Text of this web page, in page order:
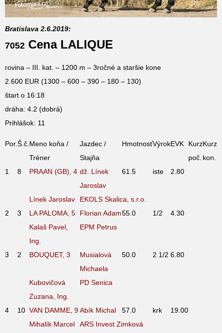
Bratislava 2.6.2019:
7052 Cena LALIQUE
rovina – III. kat. – 1200 m – 3ročné a staršie kone
2.600 EUR (1300 – 600 – 390 – 180 – 130)
štart o 16:18
dráha: 4.2 (dobrá)
Prihlášok: 11
Por.Š.č. Meno koňa /
Tréner
Jazdec /
Stajňa
HmotnosťVýrokEVK
Kurz
poč.
Kurz
kon.
1
8 PRAAN (GB), 4 dž. Línek
Jaroslav
61.5 iste 2.80
Línek Jaroslav
EKOLS Skalica, s.r.o.
2
3 LA PALOMA, 5 Florian Adam55.0 1/2
4.30
Kalaš Pavel,
Ing.
EPM Petrus
3 2 BOUQUET, 3
Musialová
Michaela
50.0 2 1/2 6.80
Kubovičová
Zuzana, Ing.
PD Senica
4 10 VAN DAMME, 9Abík Michal 57.0 krk
19.00
Mihalík Marcel
ARS Invest Zimková